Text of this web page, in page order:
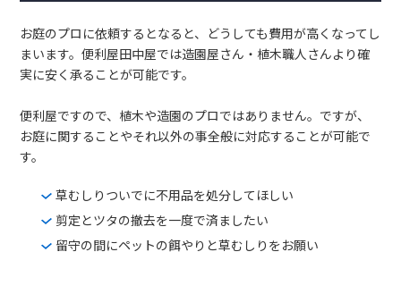
お庭のプロに依頼するとなると、どうしても費用が高くなってし
まいます。便利屋田中屋では造園屋さん・植木職人さんより確
実に安く承ることが可能です。
便利屋ですので、植木や造園のプロではありません。ですが、
お庭に関することやそれ以外の事全般に対応することが可能で
す。
草むしりついでに不用品を処分してほしい
剪定とツタの撤去を一度で済ましたい
留守の間にペットの餌やりと草むしりをお願い